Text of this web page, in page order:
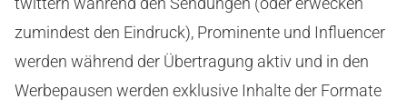
zumindest den Eindruck), Prominente und Influencer
werden während der Übertragung aktiv und in den
Werbepausen werden exklusive Inhalte der Formate